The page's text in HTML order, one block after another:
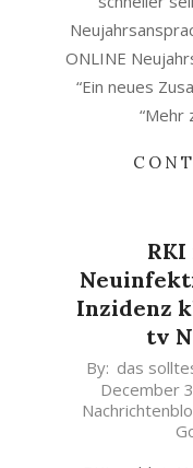
ONLINE
“Ein neues
“Mehr
RKI
Inzidenz
tv
2021-
31
By: das
December